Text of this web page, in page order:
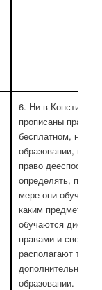
6. Ни в
прописаны права
бесплатном, ни в
образовании, в
право
определять, по
мере они
каким предметам
обучаются
правами и
располагают
дополнительном
образовании.